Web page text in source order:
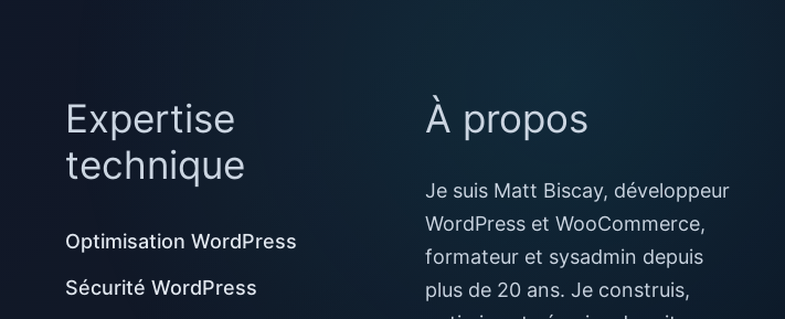
Expertise
technique
Optimisation WordPress
Sécurité WordPress
À propos
Je suis Matt Biscay, développeur
WordPress et WooCommerce,
formateur et sysadmin depuis
plus de 20 ans. Je construis,